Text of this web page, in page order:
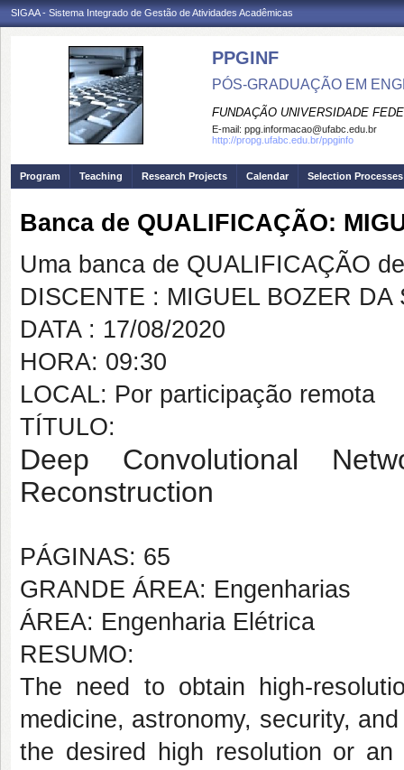
SIGAA - Sistema Integrado de Gestão de Atividades Acadêmicas
PPGINF
PÓS-GRADUAÇÃO EM
FUNDAÇÃO UNIVERSIDADE
E-mail: ppg.informacao@ufabc.edu.br
http://propg.ufabc.edu.br/ppginfo
Program Teaching Research Projects Calendar Selection Processes
Banca de QUALIFICAÇÃO:
Uma banca de QUALIFICAÇÃO
DISCENTE : MIGUEL BOZER DA
DATA : 17/08/2020
HORA: 09:30
LOCAL: Por participação remota
TÍTULO:
Deep Convolutional
Reconstruction
PÁGINAS: 65
GRANDE ÁREA: Engenharias
ÁREA: Engenharia Elétrica
RESUMO:
The need to obtain high-
medicine, astronomy, security,
the desired high resolution or